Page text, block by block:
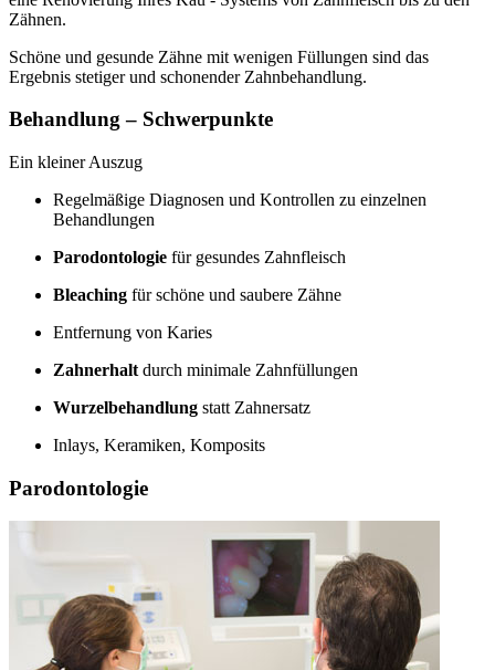
Zähnen.
Schöne und gesunde Zähne mit wenigen Füllungen sind das
Ergebnis stetiger und schonender Zahnbehandlung.
Behandlung – Schwerpunkte
Ein kleiner Auszug
Regelmäßige Diagnosen und Kontrollen zu einzelnen
Behandlungen
Parodontologie für gesundes Zahnfleisch
Bleaching für schöne und saubere Zähne
Entfernung von Karies
Zahnerhalt durch minimale Zahnfüllungen
Wurzelbehandlung statt Zahnersatz
Inlays, Keramiken, Komposits
Parodontologie